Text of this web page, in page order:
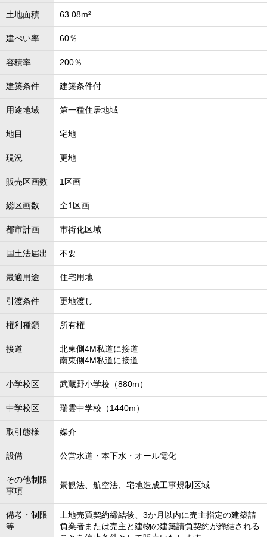
土地面積 63.08m²
建ぺい率 60％
容積率 200％
建築条件 建築条件付
用途地域 第一種住居地域
地目 宅地
現況 更地
販売区画数 1区画
総区画数 全1区画
都市計画 市街化区域
国土法届出 不要
最適用途 住宅用地
引渡条件 更地渡し
権利種類 所有権
接道
北東側4M私道に接道
南東側4M私道に接道
小学校区 武蔵野小学校（880m）
中学校区 瑞雲中学校（1440m）
取引態様 媒介
設備 公営水道・本下水・オール電化
その他制限
事項
景観法、航空法、宅地造成工事規制区域
備考・制限
等
土地売買契約締結後、3か月以内に売主指定の建築請
負業者または売主と建物の建築請負契約が締結される